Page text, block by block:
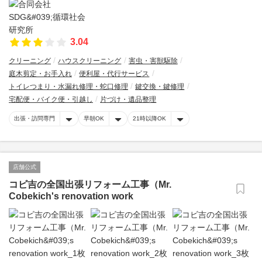
3.04
クリーニング ハウスクリーニング
害虫・害獣駆除
庭木剪定・お手入れ
便利屋・代行サービス
トイレつまり・水漏れ修理・蛇口修理
鍵交換・鍵修理
宅配便・バイク便・引越し
片づけ・遺品整理
出張・訪問専門 早朝OK 21時以降OK
店舗公式
コビ吉の全国出張リフォーム工事（Mr.
Cobekich's renovation work